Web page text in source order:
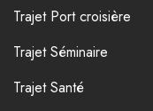
Trajet Port croisière
Trajet Séminaire
Trajet Santé